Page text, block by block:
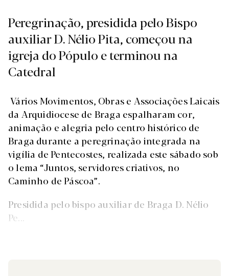
Peregrinação, presidida pelo Bispo
auxiliar D. Nélio Pita, começou na
igreja do Pópulo e terminou na
Catedral
Vários Movimentos, Obras e Associações Laicais
da Arquidiocese de Braga espalharam cor,
animação e alegria pelo centro histórico de
Braga durante a peregrinação integrada na
vigília de Pentecostes, realizada este sábado sob
o lema “Juntos, servidores criativos, no
Caminho de Páscoa”.
Presidida pelo bispo auxiliar de Braga D. Nélio
Pe...